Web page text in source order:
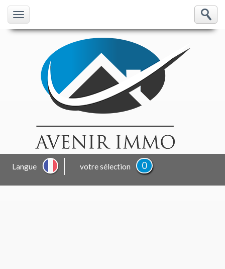
Langue votre sélection 0
Toggle
navigation